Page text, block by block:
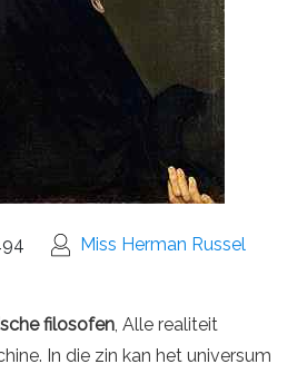
Miss Herman Russel
filosofen, Alle realiteit
In die zin kan het universum